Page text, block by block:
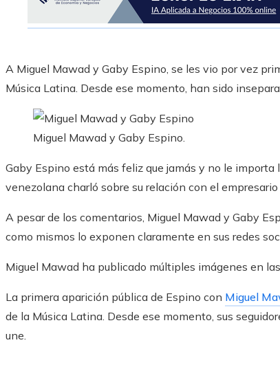
A Miguel Mawad y Gaby Espino, se les vio por vez
Música Latina. Desde ese momento, han sido
Miguel Mawad y Gaby Espino.
Gaby Espino está más feliz que jamás y no le
venezolana charló sobre su relación con el
A pesar de los comentarios, Miguel Mawad y Gaby
como mismos lo exponen claramente en sus redes
Miguel Mawad ha publicado múltiples imágenes en
La primera aparición pública de Espino con Miguel
de la Música Latina. Desde ese momento, sus
une.